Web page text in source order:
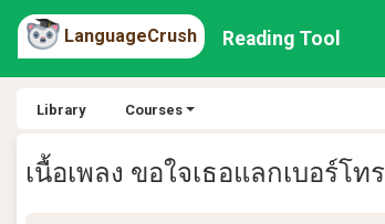
LanguageCrush Reading Tool
Library Courses
เนื้อเพลง ขอใจเธอแลกเบอร์โทร